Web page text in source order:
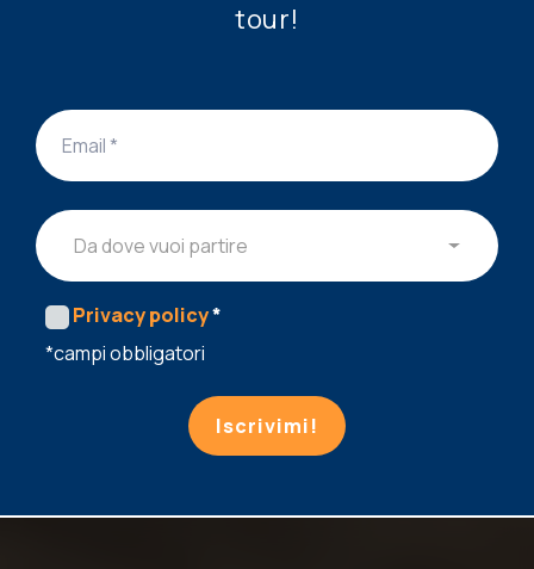
tour!
Da dove vuoi partire
Privacy policy*
*campi obbligatori
Iscrivimi!